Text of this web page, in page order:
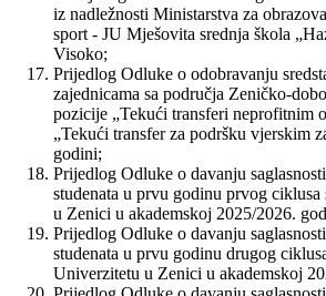
iz nadležnosti Ministarstva za
sport - JU Mješovita srednja škola
Visoko;
Prijedlog Odluke o odobravanju
zajednicama sa područja Zeničko-
pozicije „Tekući transferi neprofitnim
„Tekući transfer za podršku vjerskim
godini;
Prijedlog Odluke o davanju
studenata u prvu godinu prvog
u Zenici u akademskoj 2025/2026.
Prijedlog Odluke o davanju
studenata u prvu godinu drugog
Univerzitetu u Zenici u akademskoj